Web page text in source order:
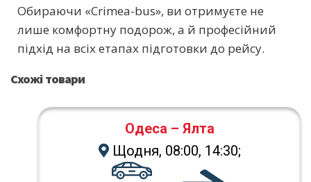
Обираючи «Crimea-bus», ви отримуєте не
лише комфортну подорож, а й професійний
підхід на всіх етапах підготовки до рейсу.
Схожі товари
Одеса – Ялта
Щодня, 08:00, 14:30;